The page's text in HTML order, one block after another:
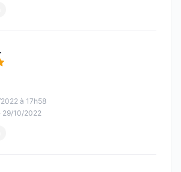
à 17h58
29/10/2022